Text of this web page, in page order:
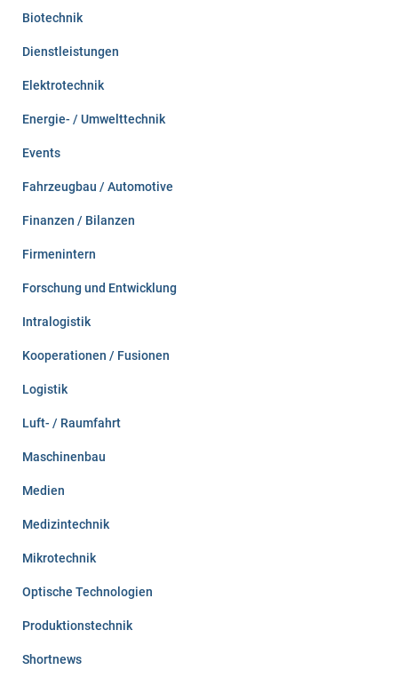
Biotechnik
Dienstleistungen
Elektrotechnik
Energie- / Umwelttechnik
Events
Fahrzeugbau / Automotive
Finanzen / Bilanzen
Firmenintern
Forschung und Entwicklung
Intralogistik
Kooperationen / Fusionen
Logistik
Luft- / Raumfahrt
Maschinenbau
Medien
Medizintechnik
Mikrotechnik
Optische Technologien
Produktionstechnik
Shortnews